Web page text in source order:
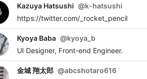
Kazuya Hatsushi @k-hatsushi
https://twitter.com/_rocket_pencil
Kyoya Baba @kyoya_b
UI Designer, Front-end Engineer.
金城 翔太郎 @abcshotaro616